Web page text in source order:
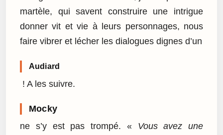
martèle, qui savent construire une intrigue
donner vit et vie à leurs personnages, nous
faire vibrer et lécher les dialogues dignes d’un
Audiard
! A les suivre.
Mocky
ne s’y est pas trompé. « Vous avez une